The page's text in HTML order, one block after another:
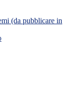
(da pubblicare in